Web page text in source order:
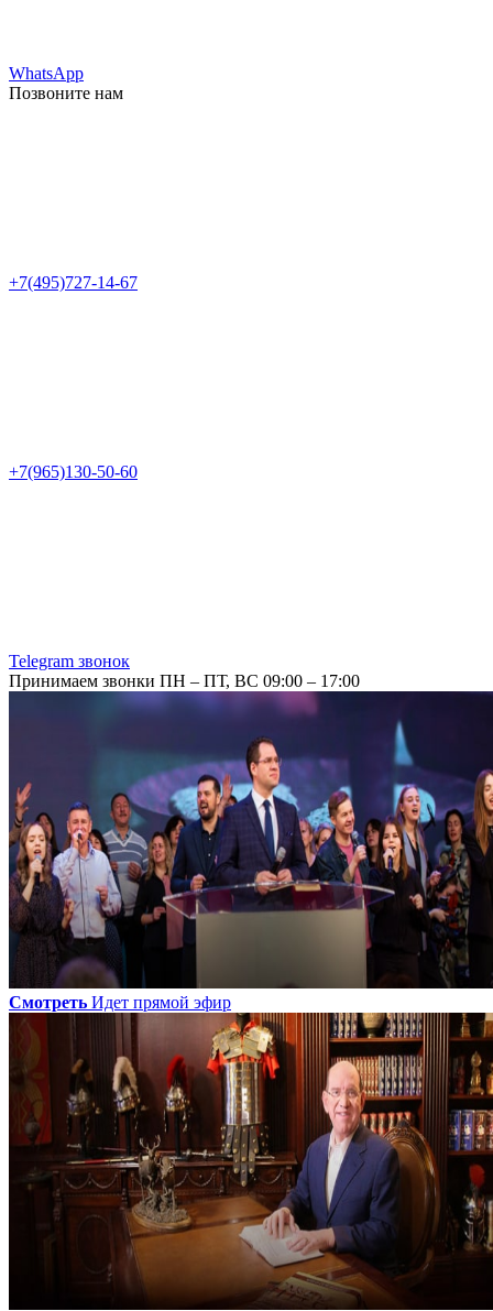
WhatsApp
Позвоните нам
+7(495)727-14-67
+7(965)130-50-60
Telegram звонок
Принимаем звонки ПН – ПТ, ВС 09:00 – 17:00
Смотреть Идет прямой эфир